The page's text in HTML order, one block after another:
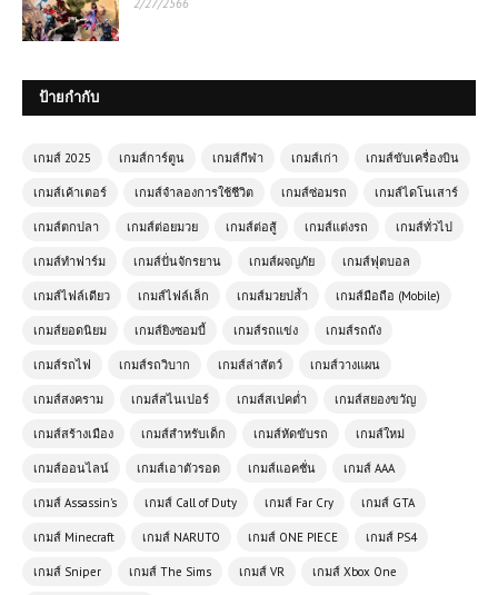
ป้ายกำกับ
เกมส์ 2025 เกมส์การ์ตูน เกมส์กีฬา เกมส์เก่า เกมส์ขับเครื่องบิน
เกมส์เค้าเตอร์ เกมส์จำลองการใช้ชีวิต เกมส์ซ่อมรถ เกมส์ไดโนเสาร์
เกมส์ตกปลา เกมส์ต่อยมวย เกมส์ต่อสู้ เกมส์แต่งรถ เกมส์ทั่วไป
เกมส์ทำฟาร์ม เกมส์ปั่นจักรยาน เกมส์ผจญภัย เกมส์ฟุตบอล
เกมส์ไฟล์เดียว เกมส์ไฟล์เล็ก เกมส์มวยปล้ำ เกมส์มือถือ (Mobile)
เกมส์ยอดนิยม เกมส์ยิงซอมบี้ เกมส์รถแข่ง เกมส์รถถัง
เกมส์รถไฟ เกมส์รถวิบาก เกมส์ล่าสัตว์ เกมส์วางแผน
เกมส์สงคราม เกมส์สไนเปอร์ เกมส์สเปคต่ำ เกมส์สยองขวัญ
เกมส์สร้างเมือง เกมส์สำหรับเด็ก เกมส์หัดขับรถ เกมส์ใหม่
เกมส์ออนไลน์ เกมส์เอาตัวรอด เกมส์แอคชั่น เกมส์ AAA
เกมส์ Assassin's เกมส์ Call of Duty เกมส์ Far Cry เกมส์ GTA
เกมส์ Minecraft เกมส์ NARUTO เกมส์ ONE PIECE เกมส์ PS4
เกมส์ Sniper เกมส์ The Sims เกมส์ VR เกมส์ Xbox One
(PC) The Elder Scrolls V Skyrim
บอร์น
เกมออนไลน์ฟรี Rome Simulator